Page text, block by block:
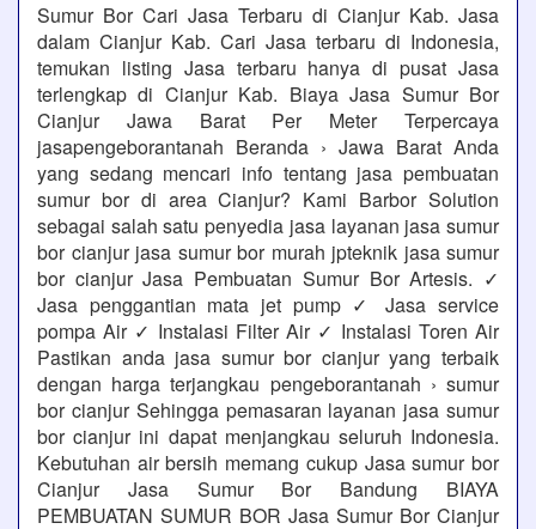
Sumur Bor Cari Jasa Terbaru di Cianjur Kab. Jasa
dalam Cianjur Kab. Cari Jasa terbaru di Indonesia,
temukan listing Jasa terbaru hanya di pusat Jasa
terlengkap di Cianjur Kab. Biaya Jasa Sumur Bor
Cianjur Jawa Barat Per Meter Terpercaya
jasapengeborantanah Beranda › Jawa Barat Anda
yang sedang mencari info tentang jasa pembuatan
sumur bor di area Cianjur? Kami Barbor Solution
sebagai salah satu penyedia jasa layanan jasa sumur
bor cianjur jasa sumur bor murah jpteknik jasa sumur
bor cianjur Jasa Pembuatan Sumur Bor Artesis. ✓
Jasa penggantian mata jet pump ✓ Jasa service
pompa Air ✓ Instalasi Filter Air ✓ Instalasi Toren Air
Pastikan anda jasa sumur bor cianjur yang terbaik
dengan harga terjangkau pengeborantanah › sumur
bor cianjur Sehingga pemasaran layanan jasa sumur
bor cianjur ini dapat menjangkau seluruh Indonesia.
Kebutuhan air bersih memang cukup Jasa sumur bor
Cianjur Jasa Sumur Bor Bandung BIAYA
PEMBUATAN SUMUR BOR Jasa Sumur Bor Cianjur